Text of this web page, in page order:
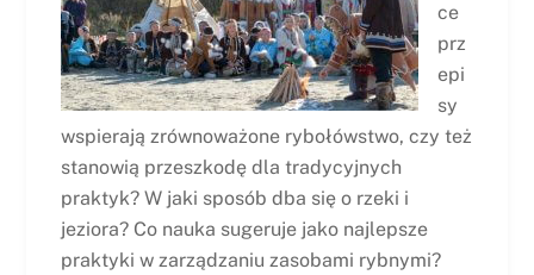
ce
prz
epi
sy
wspierają zrównoważone rybołówstwo, czy też
stanowią przeszkodę dla tradycyjnych
praktyk? W jaki sposób dba się o rzeki i
jeziora? Co nauka sugeruje jako najlepsze
praktyki w zarządzaniu zasobami rybnymi?